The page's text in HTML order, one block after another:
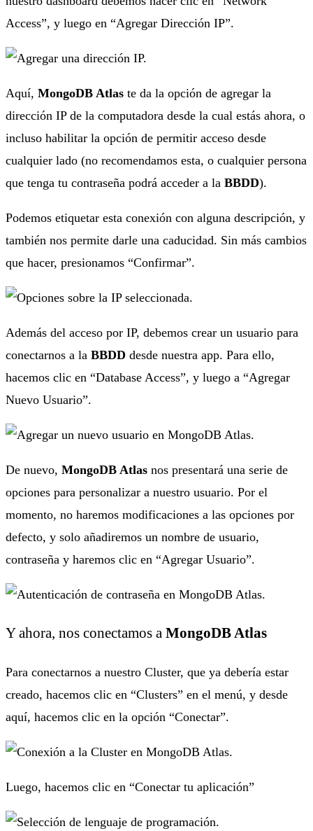
Access”, y luego en “Agregar Dirección IP”.
Aquí, MongoDB Atlas te da la opción de agregar la
dirección IP de la computadora desde la cual estás ahora, o
incluso habilitar la opción de permitir acceso desde
cualquier lado (no recomendamos esta, o cualquier persona
que tenga tu contraseña podrá acceder a la BBDD).
Podemos etiquetar esta conexión con alguna descripción, y
también nos permite darle una caducidad. Sin más cambios
que hacer, presionamos “Confirmar”.
Además del acceso por IP, debemos crear un usuario para
conectarnos a la BBDD desde nuestra app. Para ello,
hacemos clic en “Database Access”, y luego a “Agregar
Nuevo Usuario”.
De nuevo, MongoDB Atlas nos presentará una serie de
opciones para personalizar a nuestro usuario. Por el
momento, no haremos modificaciones a las opciones por
defecto, y solo añadiremos un nombre de usuario,
contraseña y haremos clic en “Agregar Usuario”.
Y ahora, nos conectamos a MongoDB Atlas
Para conectarnos a nuestro Cluster, que ya debería estar
creado, hacemos clic en “Clusters” en el menú, y desde
aquí, hacemos clic en la opción “Conectar”.
Luego, hacemos clic en “Conectar tu aplicación”